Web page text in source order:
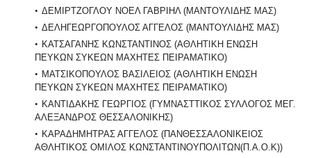
ΔΕΜΙΡΤΖΟΓΛΟΥ ΝΟΕΛ ΓΑΒΡΙΗΛ (ΜΑΝΤΟΥΛΙΔΗΣ ΜΑΣ)
ΔΕΛΗΓΕΩΡΓΟΠΟΥΛΟΣ ΑΓΓΕΛΟΣ (ΜΑΝΤΟΥΛΙΔΗΣ ΜΑΣ)
ΚΑΤΣΑΓΑΝΗΣ ΚΩΝΣΤΑΝΤΙΝΟΣ (ΑΘΛΗΤΙΚΗ ΕΝΩΣΗ
ΠΕΥΚΩΝ ΣΥΚΕΩΝ ΜΑΧΗΤΕΣ ΠΕΙΡΑΜΑΤΙΚΟ)
ΜΑΤΣΙΚΟΠΟΥΛΟΣ ΒΑΣΙΛΕΙΟΣ (ΑΘΛΗΤΙΚΗ ΕΝΩΣΗ
ΠΕΥΚΩΝ ΣΥΚΕΩΝ ΜΑΧΗΤΕΣ ΠΕΙΡΑΜΑΤΙΚΟ)
ΚΑΝΤΙΔΑΚΗΣ ΓΕΩΡΓΙΟΣ (ΓΥΜΝΑΣΤΤΙΚΟΣ ΣΥΛΛΟΓΟΣ ΜΕΓ.
ΑΛΕΞΑΝΔΡΟΣ ΘΕΣΣΑΛΟΝΙΚΗΣ)
ΚΑΡΑΔΗΜΗΤΡΑΣ ΑΓΓΕΛΟΣ (ΠΑΝΘΕΣΣΑΛΟΝΙΚΕΙΟΣ
ΑΘΛΗΤΙΚΟΣ ΟΜΙΛΟΣ ΚΩΝΣΤΑΝΤΙΝΟΥΠΟΛΙΤΩΝ(Π.Α.Ο.Κ))